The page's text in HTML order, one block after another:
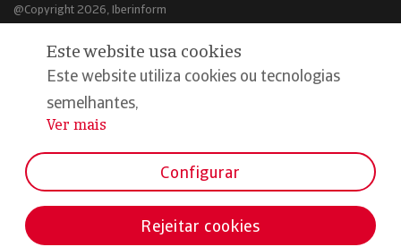
@Copyright 2026, Iberinform
Aviso legal
Política de cookies
Declaração de privacidade
Este website usa cookies
Este website utiliza cookies ou tecnologias
semelhantes,
...
Ver mais
Configurar
Rejeitar cookies